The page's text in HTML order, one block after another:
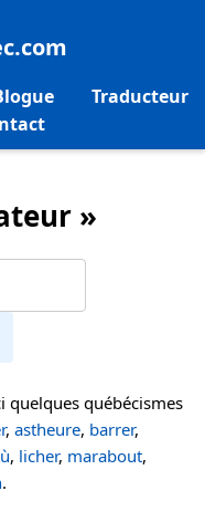
Traducteur
»
quelques québécismes
, astheure, barrer,
, licher, marabout,
.